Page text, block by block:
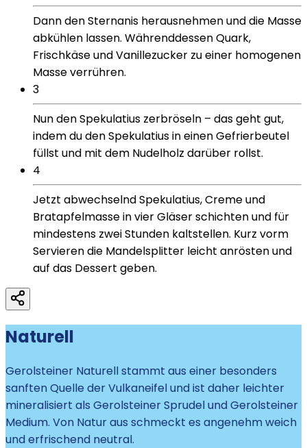
Dann den Sternanis herausnehmen und die Masse
abkühlen lassen. Währenddessen Quark,
Frischkäse und Vanillezucker zu einer homogenen
Masse verrühren.
3
Nun den Spekulatius zerbröseln – das geht gut,
indem du den Spekulatius in einen Gefrierbeutel
füllst und mit dem Nudelholz darüber rollst.
4
Jetzt abwechselnd Spekulatius, Creme und
Bratapfelmasse in vier Gläser schichten und für
mindestens zwei Stunden kaltstellen. Kurz vorm
Servieren die Mandelsplitter leicht anrösten und
auf das Dessert geben.
Naturell
Gerolsteiner Naturell stammt aus einer besonders
sanften Quelle der Vulkaneifel und ist daher leichter
mineralisiert als Gerolsteiner Sprudel und Gerolsteiner
Medium. Von Natur aus schmeckt es angenehm weich
und erfrischend neutral.